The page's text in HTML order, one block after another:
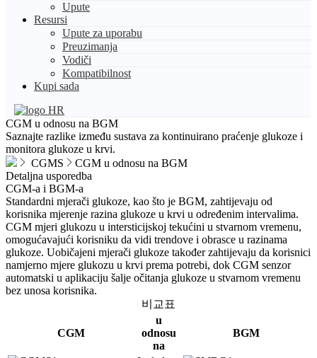
Upute
Resursi
Upute za uporabu
Preuzimanja
Vodiči
Kompatibilnost
Kupi sada
HR
CGM u odnosu na BGM
Saznajte razlike između sustava za kontinuirano praćenje glukoze i
monitora glukoze u krvi.
CGMS
CGM u odnosu na BGM
Detaljna usporedba
CGM-a i BGM-a
Standardni mjerači glukoze, kao što je BGM, zahtijevaju od
korisnika mjerenje razina glukoze u krvi u određenim intervalima.
CGM mjeri glukozu u intersticijskoj tekućini u stvarnom vremenu,
omogućavajući korisniku da vidi trendove i obrasce u razinama
glukoze. Uobičajeni mjerači glukoze također zahtijevaju da korisnici
namjerno mjere glukozu u krvi prema potrebi, dok CGM senzor
automatski u aplikaciju šalje očitanja glukoze u stvarnom vremenu
bez unosa korisnika.
비교표
CGM
u
odnosu
na
BGM